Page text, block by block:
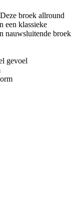
broek allround
een klassieke
nauwsluitende broek
gevoel